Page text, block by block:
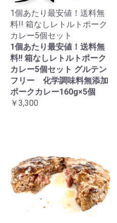
1個あたり最安値！送料無
料!! 箱なしレトルトポーク
カレー5個セット
1個あたり最安値！送料無
料!! 箱なしレトルトポーク
カレー5個セット グルテン
フリー 化学調味料無添加
ポークカレー160g×5個
￥3,300